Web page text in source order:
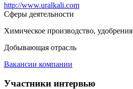
http://www.uralkali.com
Сферы деятельности
Химическое производство, удобрения
Добывающая отрасль
Вакансии компании
Участники интервью